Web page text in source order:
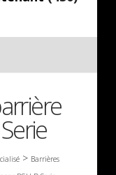
> Barrières